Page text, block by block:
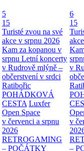
5
15
Turisté zvou na své
akce v srpnu 2026
Kam za kopanou v
srpnu Letní koncerty
v Rudrově mlýně –
občerstvení v srdci
Ratibořic
POHÁDKOVÁ
CESTA Luxfer
Open Space
v červenci a srpnu
2026
RETROGAMING
– POČÁTKY
6
15
v
v
–